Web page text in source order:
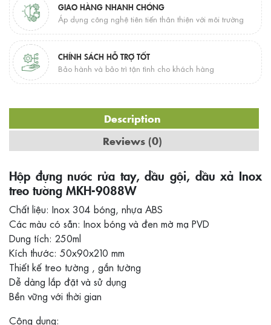
GIAO HÀNG NHANH CHÓNG
Áp dụng công nghệ tiên tiến thân thiện với môi trường
CHÍNH SÁCH HỖ TRỢ TỐT
Bảo hành và bảo trì tận tình cho khách hàng
Description
Reviews (0)
Hộp đựng nước rửa tay, dầu gội, dầu xả Inox
treo tường MKH-9088W
Chất liệu: Inox 304 bóng, nhựa ABS
Các màu có sẵn: Inox bóng và đen mờ mạ PVD
Dung tích: 250ml
Kích thước: 50x90x210 mm
Thiết kế treo tường , gắn tường
Dễ dàng lắp đặt và sử dụng
Bền vững với thời gian
Công dụng: